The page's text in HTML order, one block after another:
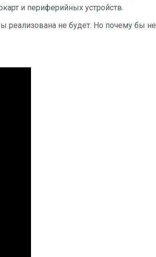
и периферийных устройств.
не будет. Но почему бы не